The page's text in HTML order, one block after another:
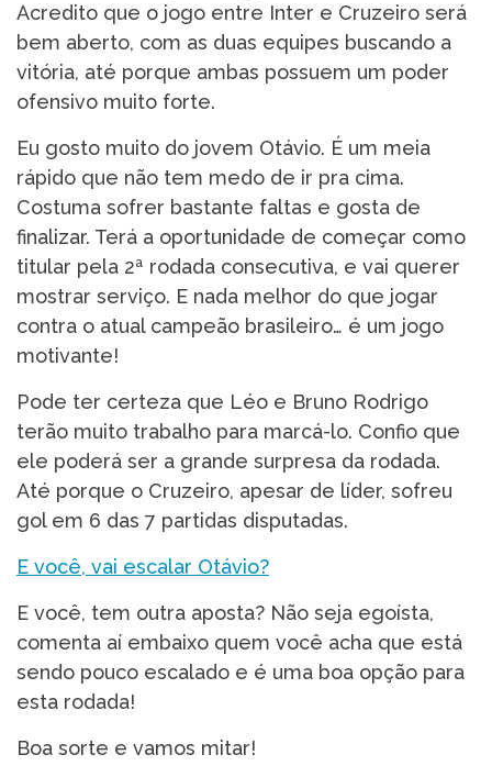
Acredito que o jogo entre Inter e Cruzeiro será
bem aberto, com as duas equipes buscando a
vitória, até porque ambas possuem um poder
ofensivo muito forte.
Eu gosto muito do jovem Otávio. É um meia
rápido que não tem medo de ir pra cima.
Costuma sofrer bastante faltas e gosta de
finalizar. Terá a oportunidade de começar como
titular pela 2ª rodada consecutiva, e vai querer
mostrar serviço. E nada melhor do que jogar
contra o atual campeão brasileiro… é um jogo
motivante!
Pode ter certeza que Léo e Bruno Rodrigo
terão muito trabalho para marcá-lo. Confio que
ele poderá ser a grande surpresa da rodada.
Até porque o Cruzeiro, apesar de líder, sofreu
gol em 6 das 7 partidas disputadas.
E você, vai escalar Otávio?
E você, tem outra aposta? Não seja egoísta,
comenta aí embaixo quem você acha que está
sendo pouco escalado e é uma boa opção para
esta rodada!
Boa sorte e vamos mitar!